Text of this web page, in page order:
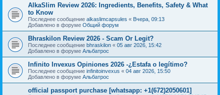
AlkaSlim Review 2026: Ingredients, Benefits, Safety & What
to Know
Последнее сообщение alkaslimcapsules « Вчера, 09:13
Добавлено в форуме Общий форум
Bhraskilon Review 2026 - Scam Or Legit?
Последнее сообщение bhraskilon « 05 авг 2026, 15:42
Добавлено в форуме Альбатрос
Infinito Invexus Opiniones 2026 -¿Estafa o legítimo?
Последнее сообщение infinitoinvexus « 04 авг 2026, 15:50
Добавлено в форуме Альбатрос
official passport purchase [whatsapp: +1(672)2050601]